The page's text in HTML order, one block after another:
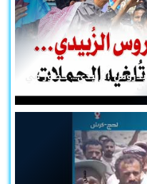
الزُبيدي... حضورٌ في